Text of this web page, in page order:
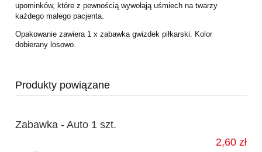
upominków, które z pewnością wywołają uśmiech na twarzy
każdego małego pacjenta.
Opakowanie zawiera 1 x zabawka gwizdek piłkarski. Kolor
dobierany losowo.
Produkty powiązane
Zabawka - Auto 1 szt.
2,60 zł